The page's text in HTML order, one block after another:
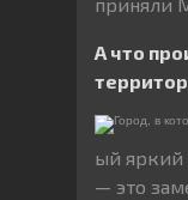
А что
ый яркий
— это